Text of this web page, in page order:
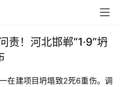
责！河北邯郸“1·9”坍
在建项目坍塌致2死6重伤。调